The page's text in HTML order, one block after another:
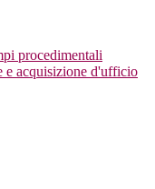
procedimentali
e acquisizione d'ufficio